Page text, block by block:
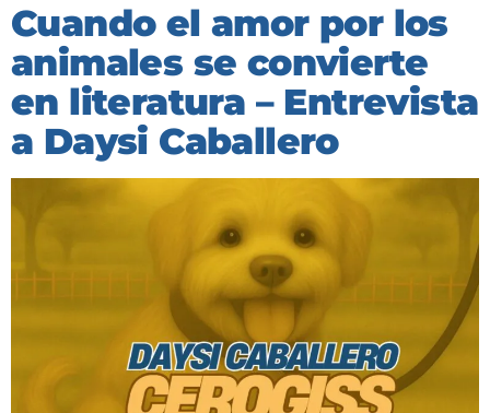
Cuando el amor por los
animales se convierte
en literatura – Entrevista
a Daysi Caballero